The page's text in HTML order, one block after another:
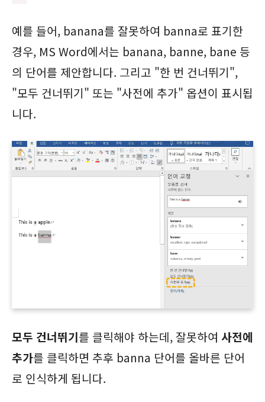
예를 들어, banana를 잘못하여 banna로 표기한
경우, MS Word에서는 banana, banne, bane 등
의 단어를 제안합니다. 그리고 "한 번 건너뛰기",
"모두 건너뛰기" 또는 "사전에 추가" 옵션이 표시됩
니다.
모두 건너뛰기를 클릭해야 하는데, 잘못하여 사전에
추가를 클릭하면 추후 banna 단어를 올바른 단어
로 인식하게 됩니다.